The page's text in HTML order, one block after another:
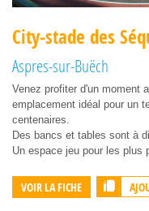
City-stade des
Aspres-sur-Buëch
Venez profiter d'un moment
emplacement idéal pour un
centenaires.
Des bancs et tables sont à
Un espace jeu pour les plus
VOIR LA FICHE